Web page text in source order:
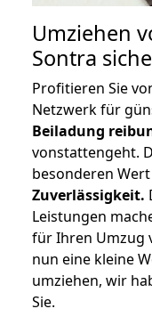
Umziehen
Sontra
Profitieren Sie
Netzwerk für
Beiladung
vonstattengeht.
besonderen
Zuverlässigkeit.
Leistungen
für Ihren Umzug
nun eine kleine
umziehen, wir
Sie.